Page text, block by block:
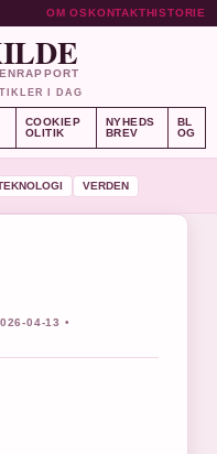
OM OSKONTAKTHISTORIE
I DAG
COOKIEP
OLITIK
NYHEDS
BREV
BL
OG
VERDEN
04-13 •